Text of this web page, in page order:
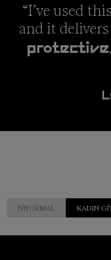
“I’ve used
and it delivers
protective
NNORMAL KADIN